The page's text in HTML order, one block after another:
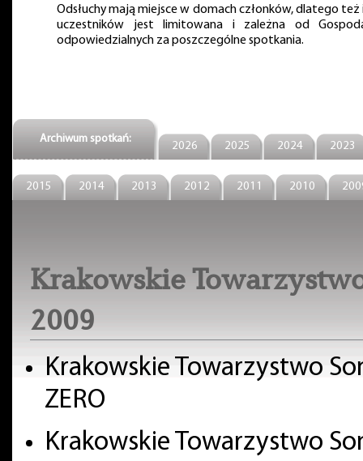
Odsłuchy mają miejsce w domach członków, dlatego też
uczestników jest limitowana i zależna od
odpowiedzialnych za poszczególne spotkania.
Archiwum spotkań:
2026 2025 2024 2023
2015 2014 2013 2012 2011 2010
Krakowskie
2009
Krakowskie Towarzystwo
ZERO
Krakowskie Towarzystwo